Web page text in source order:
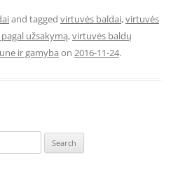
and tagged virtuvės baldai,virtuvės
užsakymą,virtuvės baldų
ir gamyba on 2016-11-24.